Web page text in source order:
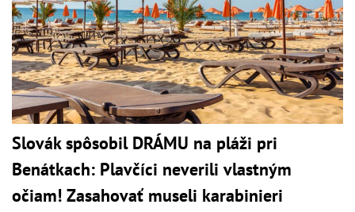
Slovák spôsobil DRÁMU na pláži pri
Benátkach: Plavčíci neverili vlastným
očiam! Zasahovať museli karabinieri